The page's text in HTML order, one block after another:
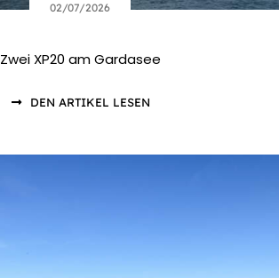
02/07/2026
Zwei XP20 am Gardasee
DEN ARTIKEL LESEN